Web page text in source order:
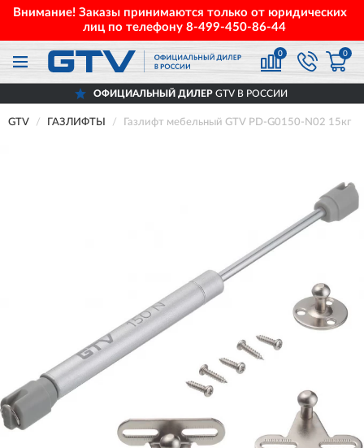
Внимание! Заказы принимаются только от юридических
лиц по телефону 8-499-450-86-44
0 0
ОФИЦИАЛЬНЫЙ ДИЛЕР GTV В РОССИИ
GTV ГАЗЛИФТЫ Газлифт мебельный GTV PD-G0150-N02 15кг